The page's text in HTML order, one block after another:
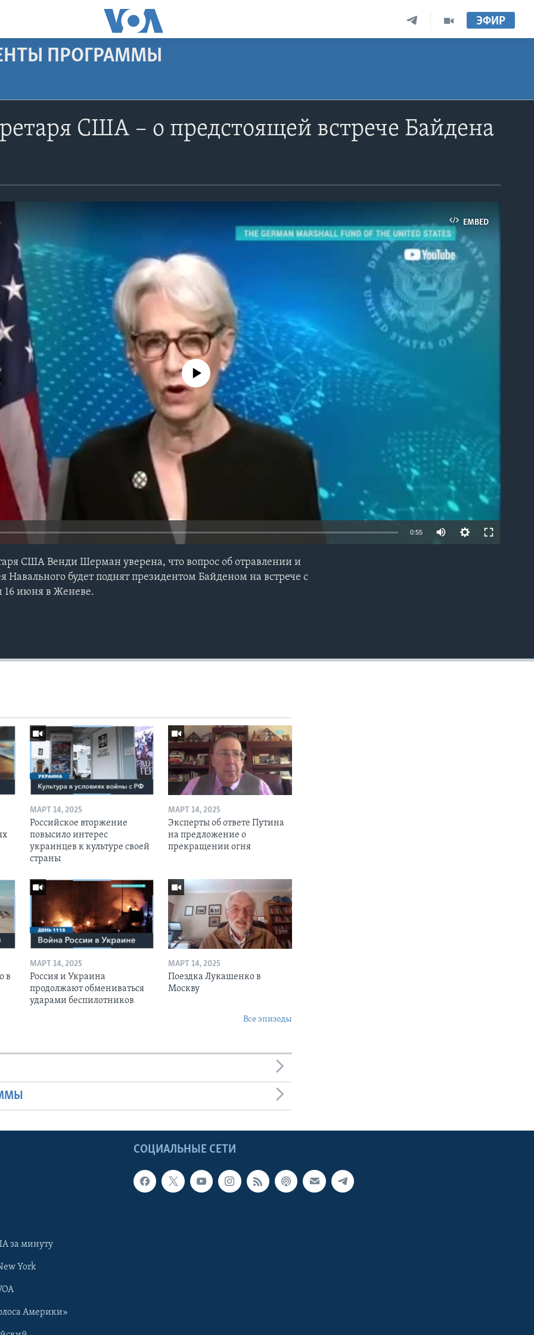
ЭФИР
ПРОГРАММЫ
США – о предстоящей встрече Байдена
EMBED
No media source currently available
0:55
США Венди Шерман уверена, что вопрос об отравлении и
Навального будет поднят президентом Байденом на встрече с
июня в Женеве.
МАРТ 14, 2025
Российское вторжение
повысило интерес
украинцев к культуре своей
страны
МАРТ 14, 2025
Эксперты об ответе Путина
на предложение о
прекращении огня
в
МАРТ 14, 2025
Россия и Украина
продолжают обмениваться
ударами беспилотников
МАРТ 14, 2025
Поездка Лукашенко в
Москву
Все эпизоды
СОЦИАЛЬНЫЕ СЕТИ
за минуту
York
Америки»